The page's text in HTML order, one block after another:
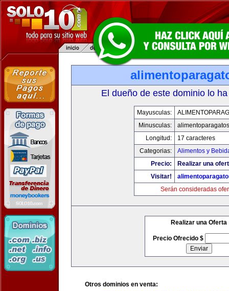
El dueño de este dominio lo
Mayusculas:
Minusculas:
Longitud:
17 caracteres
Categorias:
Alimentos y
Precio:
Realizar una
Visitar!
Serán consideradas
Realizar una Oferta
Precio Ofrecido $
Otros dominios en venta: